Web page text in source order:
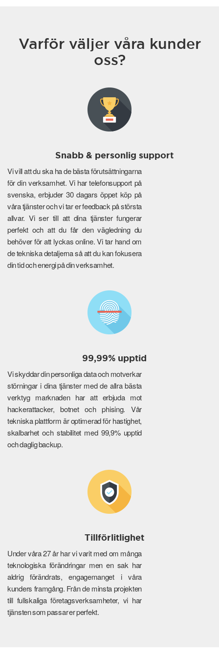
Varför väljer våra kunder
oss?
Snabb & personlig support
Vi vill att du ska ha de bästa förutsättningarna
för din verksamhet. Vi har telefonsupport på
svenska, erbjuder 30 dagars öppet köp på
våra tjänster och vi tar er feedback på största
allvar. Vi ser till att dina tjänster fungerar
perfekt och att du får den vägledning du
behöver för att lyckas online. Vi tar hand om
de tekniska detaljerna så att du kan fokusera
din tid och energi på din verksamhet.
99,99% upptid
Vi skyddar din personliga data och motverkar
störningar i dina tjänster med de allra bästa
verktyg marknaden har att erbjuda mot
hackerattacker, botnet och phising. Vår
tekniska plattform är optimerad för hastighet,
skalbarhet och stabilitet med 99,9% upptid
och daglig backup.
Tillförlitlighet
Under våra 27 år har vi varit med om många
teknologiska förändringar men en sak har
aldrig förändrats, engagemanget i våra
kunders framgång. Från de minsta projekten
till fullskaliga företagsverksamheter, vi har
tjänsten som passar er perfekt.